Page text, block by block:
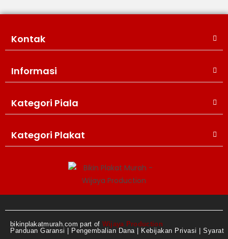
Kontak
Informasi
Kategori Piala
Kategori Plakat
Create The Impression
bikinplakatmurah.com part of Wijaya Production
Panduan Garansi
Pengembalian Dana| Kebijakan Privasi
Syarat